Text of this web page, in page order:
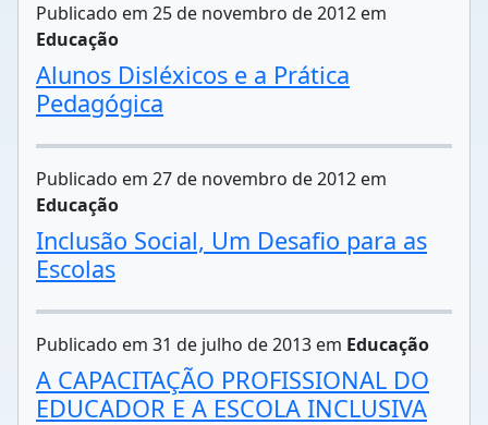
Publicado em 25 de novembro de 2012 em
Educação
Alunos Disléxicos e a Prática
Pedagógica
Publicado em 27 de novembro de 2012 em
Educação
Inclusão Social, Um Desafio para as
Escolas
Publicado em 31 de julho de 2013 em Educação
A CAPACITAÇÃO PROFISSIONAL DO
EDUCADOR E A ESCOLA INCLUSIVA